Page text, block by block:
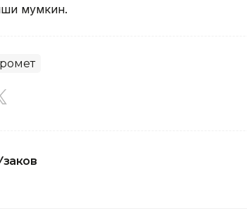
мумкин.